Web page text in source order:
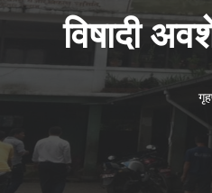
विषादी